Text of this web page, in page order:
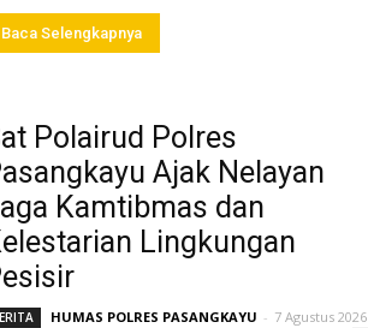
Baca Selengkapnya
Polairud Polres
Ajak Nelayan
Kamtibmas dan
Lingkungan
HUMAS POLRES PASANGKAYU - 7 Agustus 2026